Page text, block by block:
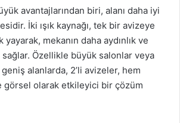
avantajlarından biri, alanı daha iyi
İki ışık kaynağı, tek bir avizeye
yayarak, mekanın daha aydınlık ve
Özellikle büyük salonlar veya
alanlarda, 2’li avizeler, hem
görsel olarak etkileyici bir çözüm